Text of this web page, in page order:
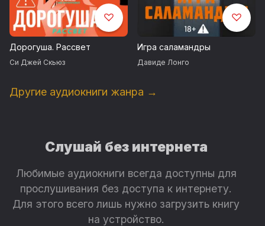
Дорогуша. Рассвет
Си Джей Скьюз
Игра саламандры
Давиде Лонго
Другие аудиокниги жанра →
Слушай без интернета
Любимые аудиокниги всегда доступны для
прослушивания без доступа к интернету.
Для этого всего лишь нужно загрузить книгу
на устройство.